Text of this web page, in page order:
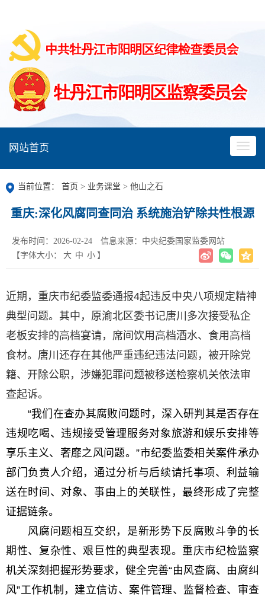
网站首页
当前位置： 首页 > 业务课堂 > 他山之石
重庆:深化风腐同查同治 系统施治铲除共性根源
发布时间：2026-02-24
信息来源：中央纪委国家监委网站
【字体大小：
大 中 小 】
近期，重庆市纪委监委通报4起违反中央八项规定精神
典型问题。其中，原渝北区委书记唐川多次接受私企
老板安排的高档宴请，席间饮用高档酒水、食用高档
食材。唐川还存在其他严重违纪违法问题，被开除党
籍、开除公职，涉嫌犯罪问题被移送检察机关依法审
查起诉。
“我们在查办其腐败问题时，深入研判其是否存在
违规吃喝、违规接受管理服务对象旅游和娱乐安排等
享乐主义、奢靡之风问题。”市纪委监委相关案件承办
部门负责人介绍，通过分析与后续请托事项、利益输
送在时间、对象、事由上的关联性，最终形成了完整
证据链条。
风腐问题相互交织，是新形势下反腐败斗争的长
期性、复杂性、艰巨性的典型表现。重庆市纪检监察
机关深刻把握形势要求，健全完善“由风查腐、由腐纠
风”工作机制，建立信访、案件管理、监督检查、审查